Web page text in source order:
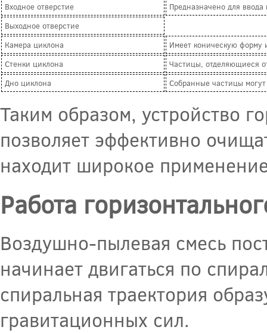
Входное отверстие
Предназначено для
Выходное отверстие
Камера циклона
Имеет коническую форму
Стенки циклона
Частицы, отделяющиеся
Дно циклона
Собранные частицы
Таким образом, устройство
позволяет эффективно
находит широкое
Работа
Воздушно-пылевая смесь
начинает двигаться по
спиральная траектория
гравитационных сил.